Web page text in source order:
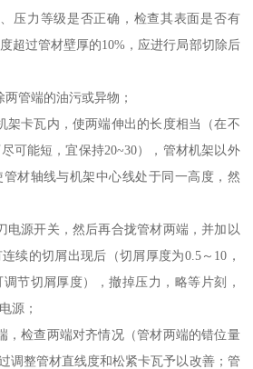
压力等级是否正确，检查其表面是否有
超过管材壁厚的10%，应进行局部切除后
管端的油污或异物；
架卡瓦内，使两端伸出的长度相当（在不
可能短，宜保持20~30），管材机架以外
材轴线与机架中心线处于同一高度，然
电源开关，然后再合拢管材两端，并加以
续的切屑出现后（切屑厚度为0.5～10，
节切屑厚度），撤掉压力，略等片刻，
源；
，检查两端对齐情况（管材两端的错位量
调整管材直线度和松紧卡瓦予以改善；管